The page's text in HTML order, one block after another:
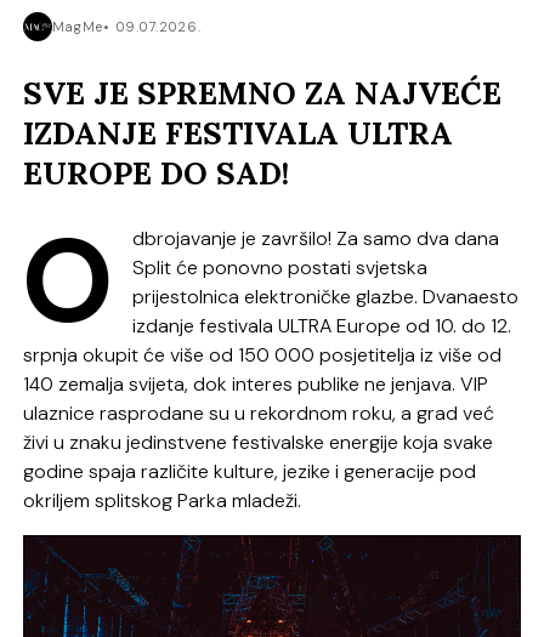
MagMe 09.07.2026.
SVE JE SPREMNO ZA NAJVEĆE
IZDANJE FESTIVALA ULTRA
EUROPE DO SAD!
O
dbrojavanje je završilo! Za samo dva dana
Split će ponovno postati svjetska
prijestolnica elektroničke glazbe. Dvanaesto
izdanje festivala ULTRA Europe od 10. do 12.
srpnja okupit će više od 150 000 posjetitelja iz više od
140 zemalja svijeta, dok interes publike ne jenjava. VIP
ulaznice rasprodane su u rekordnom roku, a grad već
živi u znaku jedinstvene festivalske energije koja svake
godine spaja različite kulture, jezike i generacije pod
okriljem splitskog Parka mladeži.